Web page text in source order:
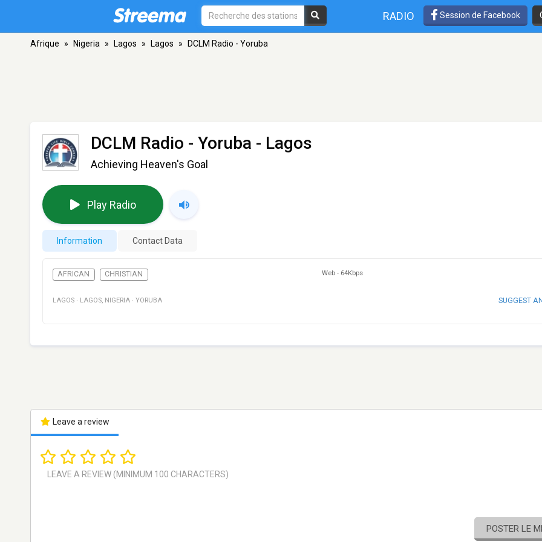
RADIO Session de Facebook
Afrique » Nigeria » Lagos » Lagos » DCLM Radio - Yoruba
DCLM Radio - Yoruba - Lagos
Achieving Heaven's Goal
Play Radio
Information Contact Data
AFRICAN CHRISTIAN Web - 64Kbps
LAGOS · LAGOS, NIGERIA · YORUBA SUGGEST
Leave a review
POSTER LE